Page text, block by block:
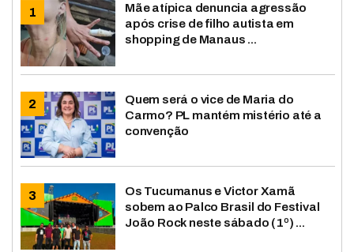
Mãe atípica denuncia agressão
após crise de filho autista em
shopping de Manaus ...
Quem será o vice de Maria do
Carmo? PL mantém mistério até a
convenção
Os Tucumanus e Victor Xamã
sobem ao Palco Brasil do Festival
João Rock neste sábado (1º) ...